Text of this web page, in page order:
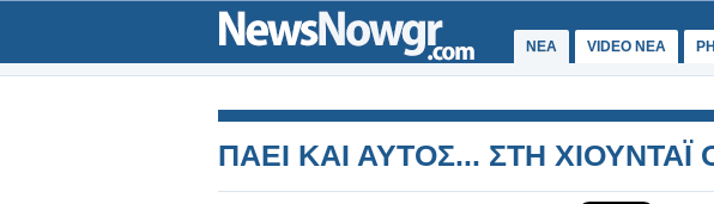
ΝΕΑ VIDEO NEA
ΠΑΕΙ ΚΑΙ ΑΥΤΟΣ... ΣΤΗ